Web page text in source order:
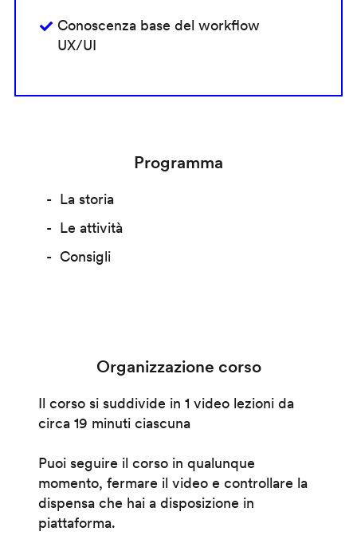
Conoscenza base del workflow
UX/UI
Programma
La storia
Le attività
Consigli
Organizzazione corso
Il corso si suddivide in 1 video lezioni da
circa 19 minuti ciascuna
Puoi seguire il corso in qualunque
momento, fermare il video e controllare la
dispensa che hai a disposizione in
piattaforma.